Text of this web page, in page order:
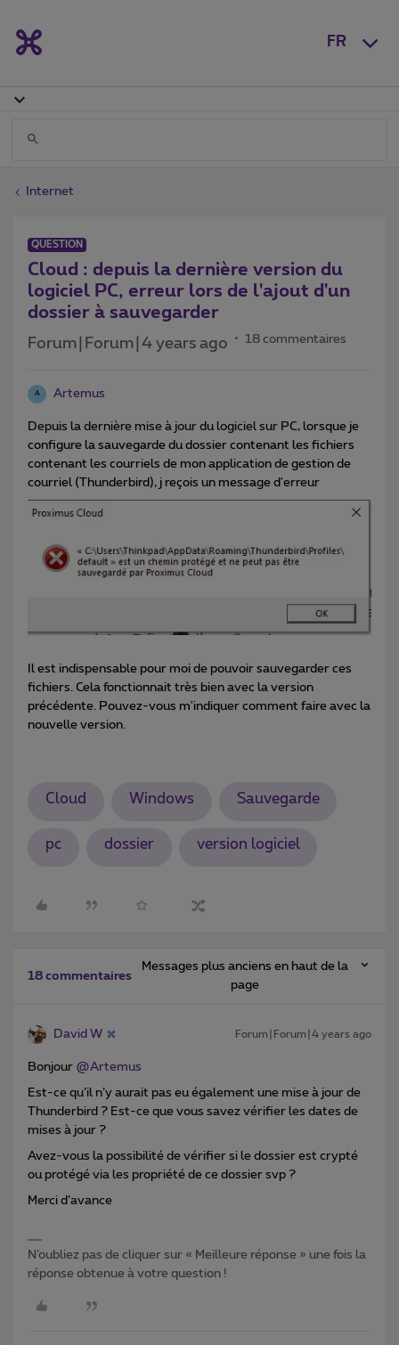
FR
Internet
QUESTION
Cloud : depuis la dernière version du
logiciel PC, erreur lors de l'ajout d'un
dossier à sauvegarder
Forum|Forum|4 years ago 18 commentaires
A Artemus
Depuis la dernière mise à jour du logiciel sur PC, lorsque je
configure la sauvegarde du dossier contenant les fichiers
contenant les courriels de mon application de gestion de
courriel (Thunderbird), j reçois un message d'erreur
Il est indispensable pour moi de pouvoir sauvegarder ces
fichiers. Cela fonctionnait très bien avec la version
précédente. Pouvez-vous m'indiquer comment faire avec la
nouvelle version.
Cloud Windows Sauvegarde
pc dossier version logiciel
18 commentaires
Messages plus anciens en haut de la
page
David W Forum|Forum|4 years ago
Bonjour @Artemus
Est-ce qu’il n’y aurait pas eu également une mise à jour de
Thunderbird ? Est-ce que vous savez vérifier les dates de
mises à jour ?
Avez-vous la possibilité de vérifier si le dossier est crypté
ou protégé via les propriété de ce dossier svp ?
Merci d’avance
N’oubliez pas de cliquer sur « Meilleure réponse » une fois la
réponse obtenue à votre question !